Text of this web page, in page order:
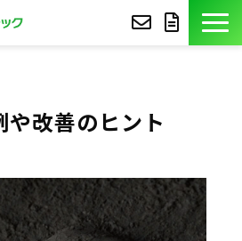
や改善のヒント